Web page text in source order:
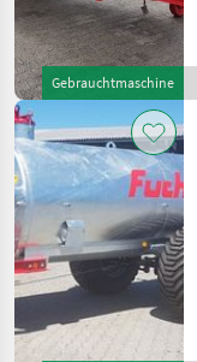
Gebrauchtmaschine